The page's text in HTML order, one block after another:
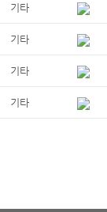
기타
기타
기타
기타